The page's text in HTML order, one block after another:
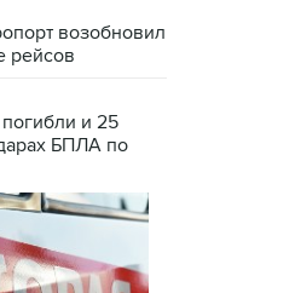
возобновил
рейсов
и 25
БПЛА по